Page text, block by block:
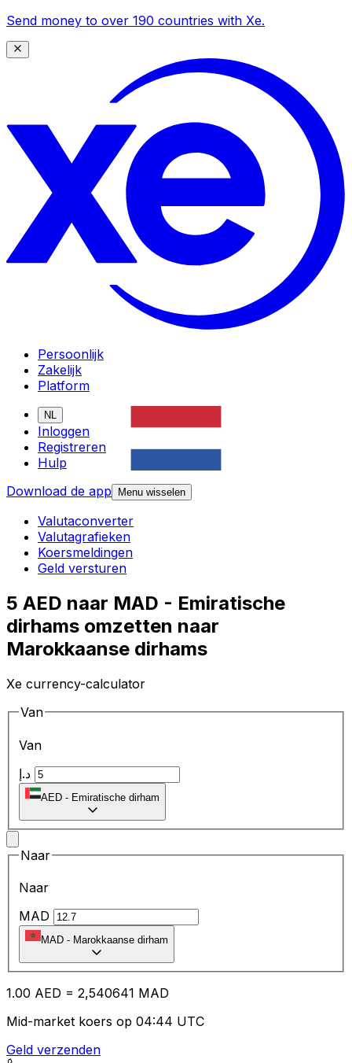
Send money to over 190 countries with Xe.
Persoonlijk
Zakelijk
Platform
NL
Inloggen
Registreren
Hulp
Download de app
Menu wisselen
Valutaconverter
Valutagrafieken
Koersmeldingen
Geld versturen
5 AED naar MAD - Emiratische
dirhams omzetten naar
Marokkaanse dirhams
Xe currency-calculator
Van
Van
AED - Emiratische dirham
Naar
Naar
MAD
MAD - Marokkaanse dirham
1.00 AED = 2,540641 MAD
Mid-market koers op 04:44 UTC
Geld verzenden